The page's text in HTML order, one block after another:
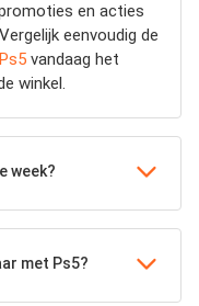
en acties
eenvoudig de
Ps5 vandaag het
winkel.
week?
met Ps5?